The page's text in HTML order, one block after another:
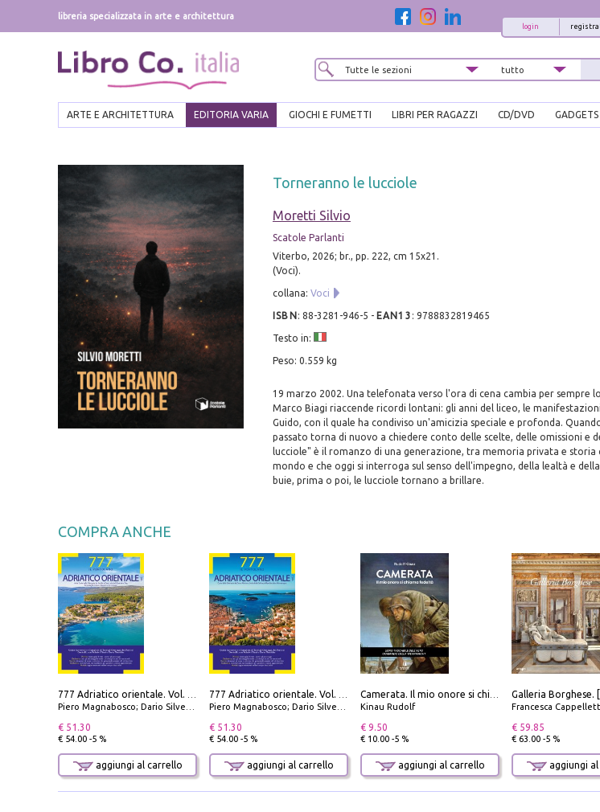
libreria specializzata in arte e architettura
login
ARTE E ARCHITETTURA EDITORIA VARIA GIOCHI E FUMETTI LIBRI PER RAGAZZI CD/DVD GADGETS
Torneranno le lucciole
Moretti Silvio
Scatole Parlanti
Viterbo, 2026; br., pp. 222, cm 15x21.
(Voci).
collana: Voci
ISBN : 88-3281-946-5 - EAN13 : 9788832819465
Testo in:
Peso: 0.559 kg
19 marzo 2002. Una telefonata verso l'ora di cena cambia per sempre
Marco Biagi riaccende ricordi lontani: gli anni del liceo, le
Guido, con il quale ha condiviso un'amicizia speciale e profonda.
passato torna di nuovo a chiedere conto delle scelte, delle omissioni e
lucciole" è il romanzo di una generazione, tra memoria privata e
mondo e che oggi si interroga sul senso dell'impegno, della lealtà e
buie, prima o poi, le lucciole tornano a brillare.
COMPRA ANCHE
Piero Magnabosco; Dario Silvestro; Marco Sbrizzi
€ 51.30
€ 54.00 -5 %
aggiungi al carrello
Piero Magnabosco; Dario Silvestro; Marco Sbrizzi
€ 51.30
€ 54.00 -5 %
aggiungi al carrello
Kinau Rudolf
€ 9.50
€ 10.00 -5 %
aggiungi al carrello
Francesca
€ 59.85
€ 63.00 -5 %
aggiungi al